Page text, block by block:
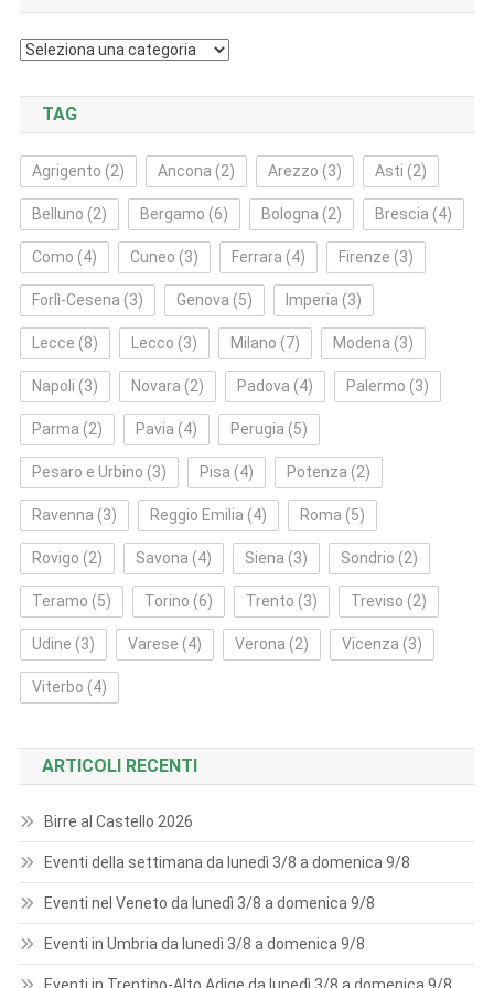
Categorie
TAG
Agrigento (2) Ancona (2) Arezzo (3) Asti (2)
Belluno (2) Bergamo (6) Bologna (2) Brescia (4)
Como (4) Cuneo (3) Ferrara (4) Firenze (3)
Forlì‑Cesena (3) Genova (5) Imperia (3)
Lecce (8) Lecco (3) Milano (7) Modena (3)
Napoli (3) Novara (2) Padova (4) Palermo (3)
Parma (2) Pavia (4) Perugia (5)
Pesaro e Urbino (3) Pisa (4) Potenza (2)
Ravenna (3) Reggio Emilia (4) Roma (5)
Rovigo (2) Savona (4) Siena (3) Sondrio (2)
Teramo (5) Torino (6) Trento (3) Treviso (2)
Udine (3) Varese (4) Verona (2) Vicenza (3)
Viterbo (4)
ARTICOLI RECENTI
Birre al Castello 2026
Eventi della settimana da lunedì 3/8 a domenica 9/8
Eventi nel Veneto da lunedì 3/8 a domenica 9/8
Eventi in Umbria da lunedì 3/8 a domenica 9/8